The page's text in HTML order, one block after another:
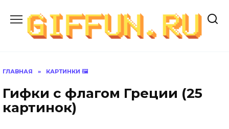
содержанию
ГЛАВНАЯ » КАРТИНКИ 🖼
Гифки с флагом Греции (25
картинок)